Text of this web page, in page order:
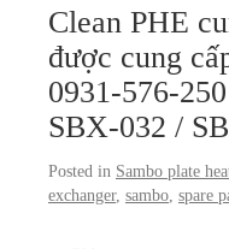
Clean PHE
được cung
0931-576-
SBX-032 /
Posted in Sambo plate
exchanger, sambo spare